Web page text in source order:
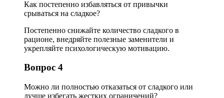
Как постепенно избавляться от привычки
срываться на сладкое?
Постепенно снижайте количество сладкого в
рационе, внедряйте полезные заменители и
укрепляйте психологическую мотивацию.
Вопрос 4
Можно ли полностью отказаться от сладкого или
лучше избегать жестких ограничений?